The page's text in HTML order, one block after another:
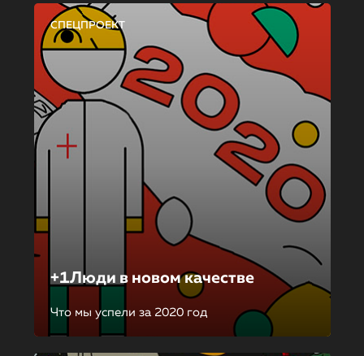
СПЕЦПРОЕКТ
+1Люди в новом качестве
Что мы успели за 2020 год